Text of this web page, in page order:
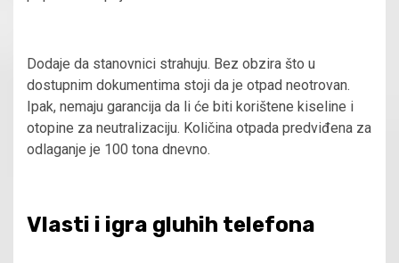
Dodaje da stanovnici strahuju. Bez obzira što u
dostupnim dokumentima stoji da je otpad neotrovan.
Ipak, nemaju garancija da li će biti korištene kiseline i
otopine za neutralizaciju. Količina otpada predviđena za
odlaganje je 100 tona dnevno.
Vlasti i igra gluhih telefona